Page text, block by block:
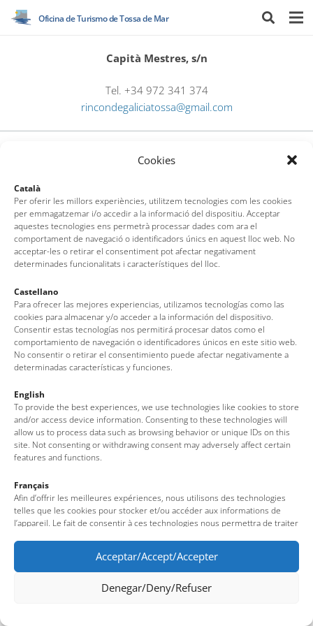
Cookies
Català
Per oferir les millors experiències, utilitzem tecnologies com les cookies
per emmagatzemar i/o accedir a la informació del dispositiu. Acceptar
aquestes tecnologies ens permetrà processar dades com ara el
comportament de navegació o identificadors únics en aquest lloc web. No
acceptar-les o retirar el consentiment pot afectar negativament
determinades funcionalitats i característiques del lloc.
Castellano
Para ofrecer las mejores experiencias, utilizamos tecnologías como las
cookies para almacenar y/o acceder a la información del dispositivo.
Consentir estas tecnologías nos permitirá procesar datos como el
comportamiento de navegación o identificadores únicos en este sitio web.
No consentir o retirar el consentimiento puede afectar negativamente a
determinadas características y funciones.
English
To provide the best experiences, we use technologies like cookies to store
and/or access device information. Consenting to these technologies will
allow us to process data such as browsing behavior or unique IDs on this
site. Not consenting or withdrawing consent may adversely affect certain
features and functions.
Français
Afin d’offrir les meilleures expériences, nous utilisons des technologies
telles que les cookies pour stocker et/ou accéder aux informations de
l’appareil. Le fait de consentir à ces technologies nous permettra de traiter
uniques sur ce site. Le fait de ne pas consentir ou de retirer son
consentement peut avoir un effet négatif sur certaines fonctionnalités et
caractéristiques du site.
Acceptar/Accept/Accepter
Denegar/Deny/Refuser
Oficina de Turismo de Tossa de Mar
Capità Mestres, s/n
Tel. +34 972 341 374
rincondegaliciatossa@gmail.com
Oficina de Turismo de Tossa de Mar
Av. del Pelegrí, 25 – Edificio La Nau · 17320 – Tossa de Mar
Tel: + 00 34 972 340 108 · Mail: info@visittossa.com
Nota legal·Política de cookies· Protección de datos